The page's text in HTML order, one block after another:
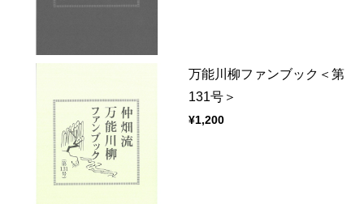
万能川柳ファンブック＜第
131号＞
¥1,200